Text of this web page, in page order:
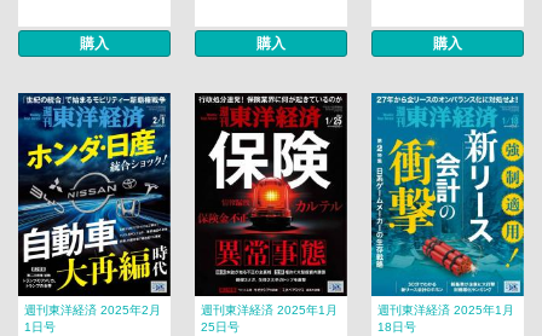
購入 購入 購入
週刊東洋経済 2025年2月
1日号
週刊東洋経済 2025年1月
25日号
週刊東洋経済 2025年1月
18日号